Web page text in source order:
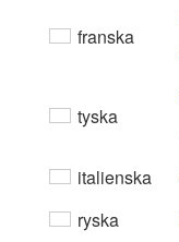
franska
tyska
italienska
ryska